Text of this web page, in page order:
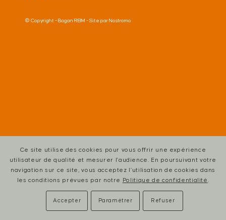
© Copyright - Bagan REIM - Site par Nostromo
Ce site utilise des cookies pour vous offrir une expérience
utilisateur de qualité et mesurer l’audience. En poursuivant votre
navigation sur ce site, vous acceptez l’utilisation de cookies dans
les conditions prévues par notre Politique de confidentialité.
Accepter Paramétrer Refuser